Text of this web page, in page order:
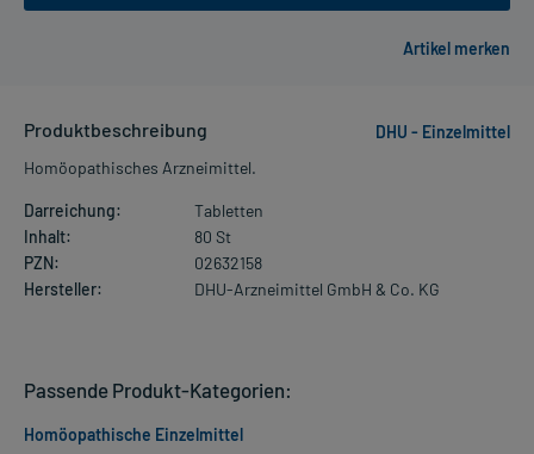
Produktbeschreibung
DHU - Einzelmittel
Homöopathisches Arzneimittel.
Darreichung:
Tabletten
Inhalt:
80 St
PZN:
02632158
Hersteller:
DHU-Arzneimittel GmbH & Co. KG
Passende Produkt-Kategorien:
Homöopathische Einzelmittel